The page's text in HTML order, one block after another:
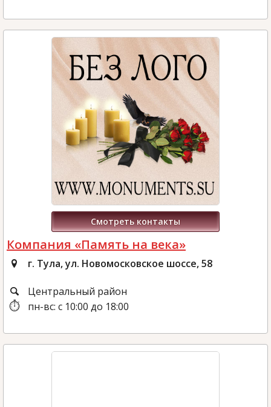
Смотреть контакты
Компания «Память на века»
г. Тула, ул. Новомосковское шоссе, 58
Центральный район
пн-вс: с 10:00 до 18:00